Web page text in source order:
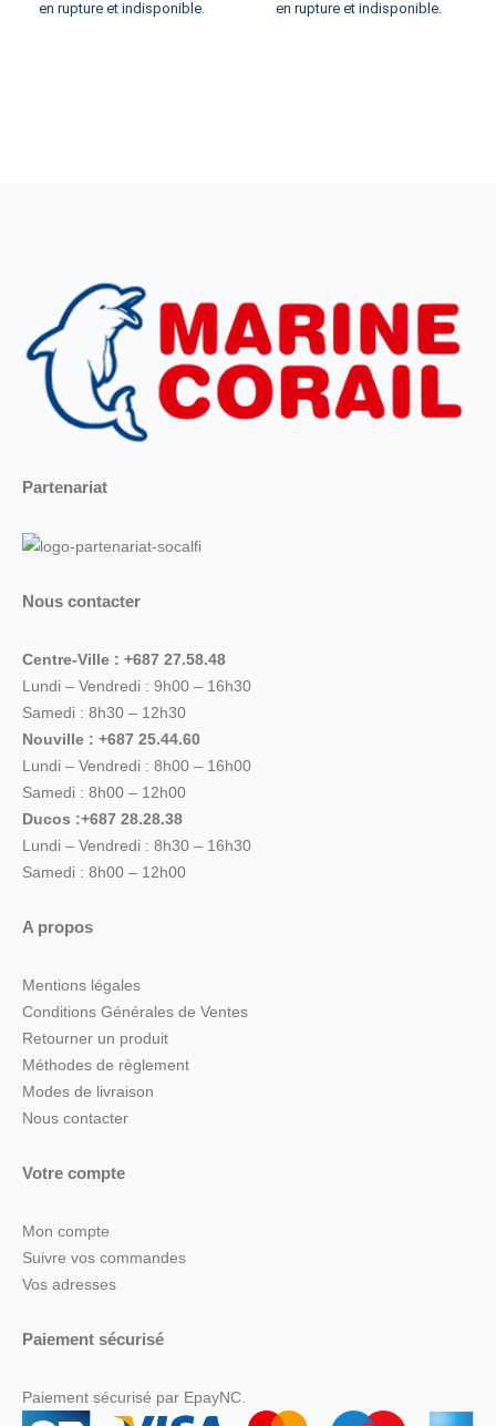
en rupture et indisponible.
en rupture et indisponible.
Partenariat
Nous contacter
Centre-Ville : +687 27.58.48
Lundi – Vendredi : 9h00 – 16h30
Samedi : 8h30 – 12h30
Nouville : +687 25.44.60
Lundi – Vendredi : 8h00 – 16h00
Samedi : 8h00 – 12h00
Ducos :+687 28.28.38
Lundi – Vendredi : 8h30 – 16h30
Samedi : 8h00 – 12h00
A propos
Mentions légales
Conditions Générales de Ventes
Retourner un produit
Méthodes de règlement
Modes de livraison
Nous contacter
Votre compte
Mon compte
Suivre vos commandes
Vos adresses
Paiement sécurisé
Paiement sécurisé par EpayNC.